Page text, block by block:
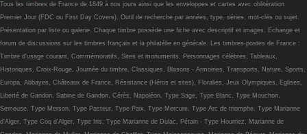
Tous les timbres de France de 1849 à nos jours ainsi que les enveloppes et cartes avec oblitération
Premier Jour (FDC ou First Day Covers). Outil de recherche par années, type, séries, mot-clés ou sujet.
Présentation par liste ou galerie. Chaque timbre possède une fiche avec descriptif et images. Echange et
forum de discussions sur les timbres français et la philatélie en générale. Les timbres-postes de France :
Timbre d'usage courant, Commémoratifs, Sites et monuments, Personnages célèbres, Tableaux,
Historiques, Croix-Rouge, Journée du timbre, Classiques, Blasons - Armoiries, Transports, Nature, Sports,
Europa, Abbayes, Châteaux de France, Résistance (Héros et sites), Floralies, Jeux Olympiques, Eglises,
Liberté de Gandon, Sabine de Gandon, Cérès, Napoléon, Type Sage, Type Blanc, Type Mouchon,
Semeuse, Type Merson, Type Pasteur, Type Paix, Type Mercure, Type Arc de triomphe, Type Marianne
d'Alger, Type Coq d'Alger, Type Iris, Type Marianne de Dulac, Pétain - Type Hourriez, Marianne de